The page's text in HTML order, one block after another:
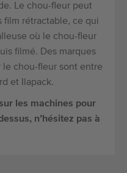
Le chou-fleur peut
film rétractable, ce qui
où le chou-fleur
filmé. Des marques
le chou-fleur sont entre
et Ilapack.
les machines pour
n’hésitez pas à